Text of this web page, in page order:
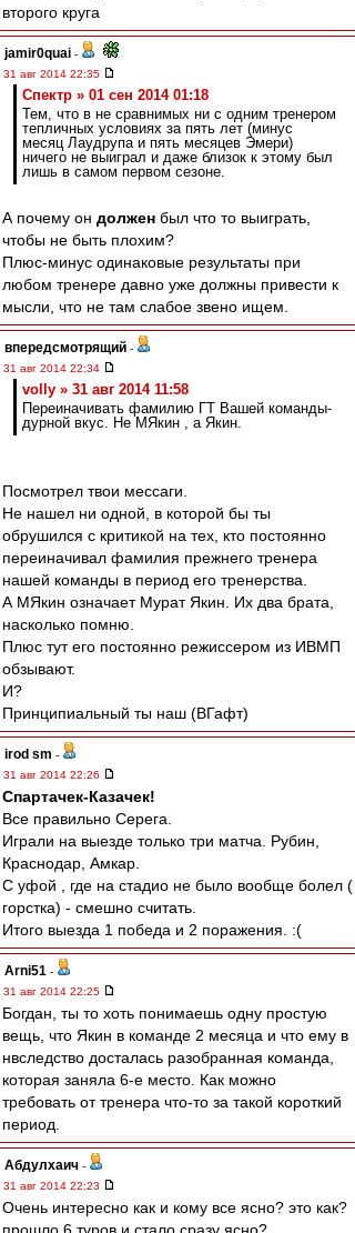
второго круга
jamir0quai -
31 авг 2014 22:35
Спектр » 01 сен 2014 01:18
Тем, что в не сравнимых ни с одним тренером
тепличных условиях за пять лет (минус
месяц Лаудрупа и пять месяцев Эмери)
ничего не выиграл и даже близок к этому был
лишь в самом первом сезоне.
А почему он должен был что то выиграть,
чтобы не быть плохим?
Плюс-минус одинаковые результаты при
любом тренере давно уже должны привести к
мысли, что не там слабое звено ищем.
впередсмотрящий -
31 авг 2014 22:34
volly » 31 авг 2014 11:58
Переиначивать фамилию ГТ Вашей команды-
дурной вкус. Не МЯкин , а Якин.
Посмотрел твои мессаги.
Не нашел ни одной, в которой бы ты
обрушился с критикой на тех, кто постоянно
переиначивал фамилия прежнего тренера
нашей команды в период его тренерства.
А МЯкин означает Мурат Якин. Их два брата,
насколько помню.
Плюс тут его постоянно режиссером из ИВМП
обзывают.
И?
Принципиальный ты наш (ВГафт)
irod sm -
31 авг 2014 22:26
Спартачек-Казачек!
Все правильно Серега.
Играли на выезде только три матча. Рубин,
Краснодар, Амкар.
С уфой , где на стадио не было вообще болел (
горстка) - смешно считать.
Итого выезда 1 победа и 2 поражения. :(
Arni51 -
31 авг 2014 22:25
Богдан, ты то хоть понимаешь одну простую
вещь, что Якин в команде 2 месяца и что ему в
нвследство досталась разобранная команда,
которая заняла 6-е место. Как можно
требовать от тренера что-то за такой короткий
период.
Абдулхаич -
31 авг 2014 22:23
Очень интересно как и кому все ясно? это как?